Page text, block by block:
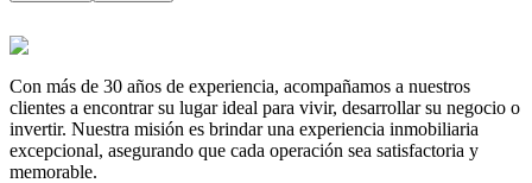
Con más de 30 años de experiencia, acompañamos a nuestros
clientes a encontrar su lugar ideal para vivir, desarrollar su negocio o
invertir. Nuestra misión es brindar una experiencia inmobiliaria
excepcional, asegurando que cada operación sea satisfactoria y
memorable.